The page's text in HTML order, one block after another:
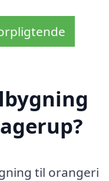
til orangeri